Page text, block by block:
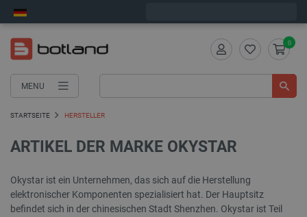
MENU
0
STARTSEITE HERSTELLER
ARTIKEL DER MARKE OKYSTAR
Okystar ist ein Unternehmen, das sich auf die Herstellung
elektronischer Komponenten spezialisiert hat. Der Hauptsitz
befindet sich in der chinesischen Stadt Shenzhen. Okystar ist Teil